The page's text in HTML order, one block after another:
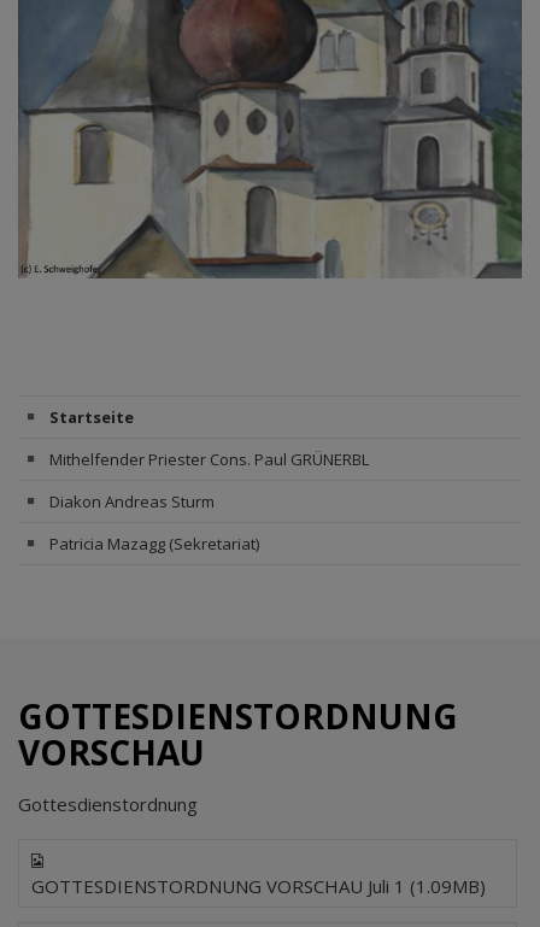
Startseite
Mithelfender Priester Cons. Paul GRÜNERBL
Diakon Andreas Sturm
Patricia Mazagg (Sekretariat)
GOTTESDIENSTORDNUNG
VORSCHAU
Gottesdienstordnung
GOTTESDIENSTORDNUNG VORSCHAU Juli 1 (1.09MB)